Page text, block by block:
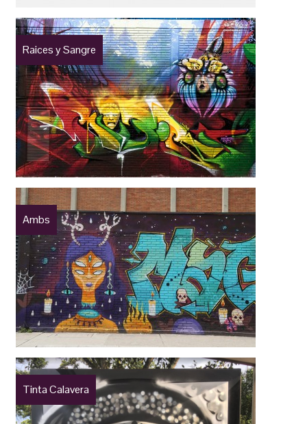
Raices y Sangre
Ambs
Tinta Calavera